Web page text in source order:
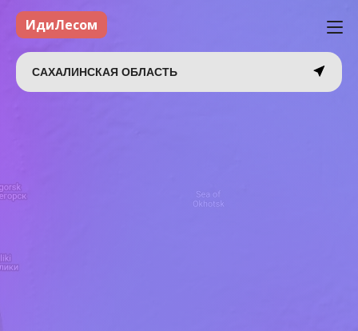
ИдиЛесом
САХАЛИНСКАЯ ОБЛАСТЬ